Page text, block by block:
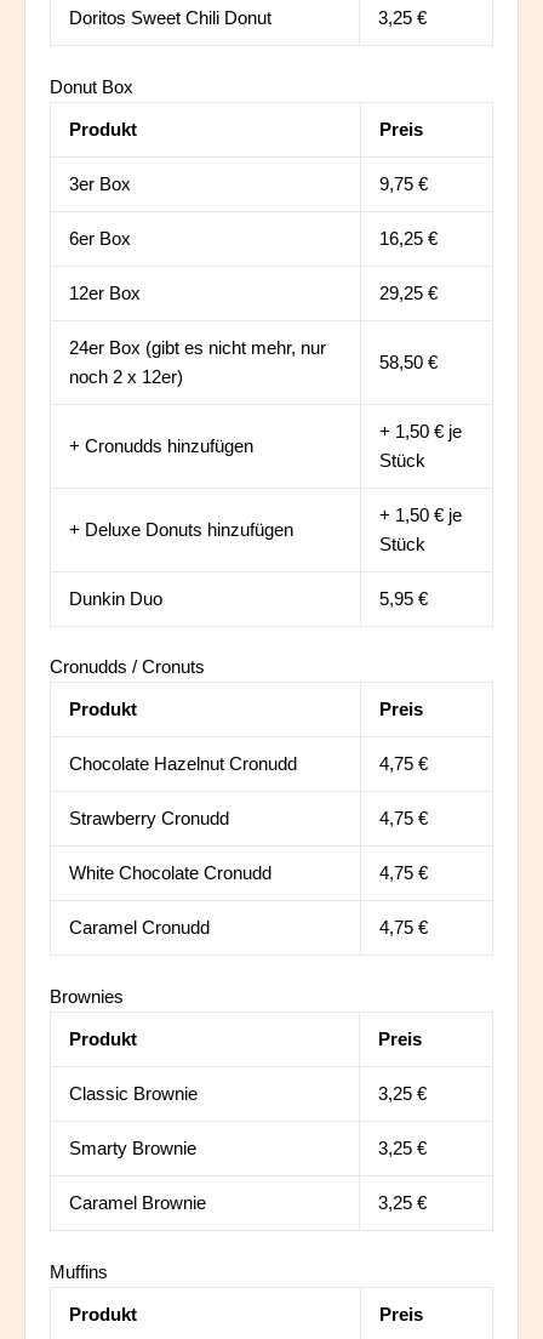
Doritos Sweet Chili Donut 3,25 €
Donut Box
Produkt Preis
3er Box 9,75 €
6er Box 16,25 €
12er Box 29,25 €
24er Box (gibt es nicht mehr, nur
noch 2 x 12er)
58,50 €
+ Cronudds hinzufügen
+ 1,50 € je
Stück
+ Deluxe Donuts hinzufügen
+ 1,50 € je
Stück
Dunkin Duo 5,95 €
Cronudds / Cronuts
Produkt Preis
Chocolate Hazelnut Cronudd 4,75 €
Strawberry Cronudd 4,75 €
White Chocolate Cronudd 4,75 €
Caramel Cronudd 4,75 €
Brownies
Produkt Preis
Classic Brownie 3,25 €
Smarty Brownie 3,25 €
Caramel Brownie 3,25 €
Muffins
Produkt Preis